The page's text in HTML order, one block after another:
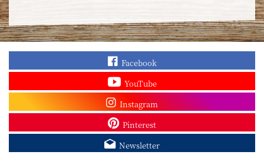
Finden Sie „So
Facebook
Sehen Sie mehr
YouTube
Besuchen Sie unser
Instagram
Sieh dir unsere Pins
Pinterest
Melden Sie sich zum
Newsletter